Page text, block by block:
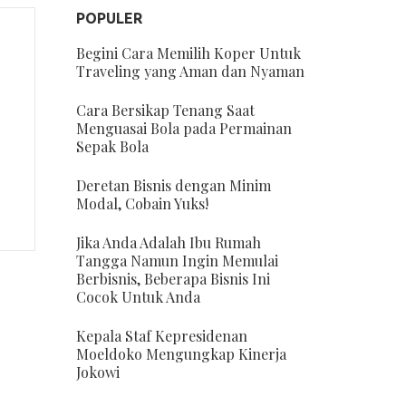
POPULER
Begini Cara Memilih Koper Untuk
Traveling yang Aman dan Nyaman
Cara Bersikap Tenang Saat
Menguasai Bola pada Permainan
Sepak Bola
Deretan Bisnis dengan Minim
Modal, Cobain Yuks!
Jika Anda Adalah Ibu Rumah
Tangga Namun Ingin Memulai
Berbisnis, Beberapa Bisnis Ini
Cocok Untuk Anda
Kepala Staf Kepresidenan
Moeldoko Mengungkap Kinerja
Jokowi